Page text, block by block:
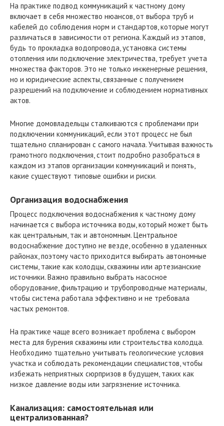
На практике подвод коммуникаций к частному дому
включает в себя множество нюансов, от выбора труб и
кабелей до соблюдения норм и стандартов, которые могут
различаться в зависимости от региона. Каждый из этапов,
будь то прокладка водопровода, установка системы
отопления или подключение электричества, требует учета
множества факторов. Это не только инженерные решения,
но и юридические аспекты, связанные с получением
разрешений на подключение и соблюдением нормативных
актов.
Многие домовладельцы сталкиваются с проблемами при
подключении коммуникаций, если этот процесс не был
тщательно спланирован с самого начала. Учитывая важность
грамотного подключения, стоит подробно разобраться в
каждом из этапов организации коммуникаций и понять,
какие существуют типовые ошибки и риски.
Организация водоснабжения
Процесс подключения водоснабжения к частному дому
начинается с выбора источника воды, который может быть
как центральным, так и автономным. Центральное
водоснабжение доступно не везде, особенно в удаленных
районах, поэтому часто приходится выбирать автономные
системы, такие как колодцы, скважины или артезианские
источники. Важно правильно выбрать насосное
оборудование, фильтрацию и трубопроводные материалы,
чтобы система работала эффективно и не требовала
частых ремонтов.
На практике чаще всего возникает проблема с выбором
места для бурения скважины или строительства колодца.
Необходимо тщательно учитывать геологические условия
участка и соблюдать рекомендации специалистов, чтобы
избежать неприятных сюрпризов в будущем, таких как
низкое давление воды или загрязнение источника.
Канализация: самостоятельная или
централизованная?